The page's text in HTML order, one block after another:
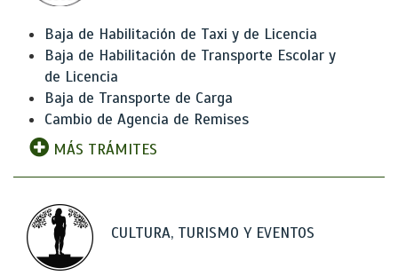
Baja de Habilitación de Taxi y de Licencia
Baja de Habilitación de Transporte Escolar y
de Licencia
Baja de Transporte de Carga
Cambio de Agencia de Remises
MÁS TRÁMITES
CULTURA, TURISMO Y EVENTOS